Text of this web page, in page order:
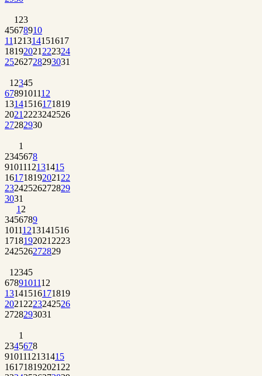
1 23
45678910
11121314151617
18192021 222324
25262728293031
1 2345
6789101112
13141516171819
2021 2223242526
27282930
1
2345678
9101112131415
161718192021 22
23242526272829
3031
1 2
3456789
10111213141516
1718192021 2223
242526272829
1 2345
6789101112
13141516171819
2021 2223242526
2728293031
1
2345678
9101112131415
161718192021 22